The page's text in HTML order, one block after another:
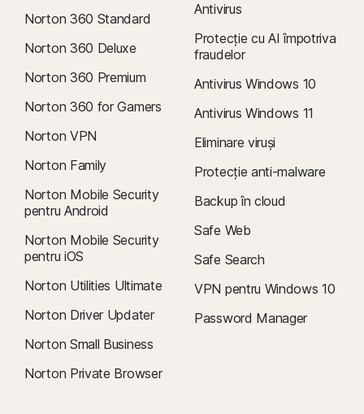
Norton 360 Standard
Norton 360 Deluxe
Norton 360 Premium
Norton 360 for Gamers
Norton VPN
Norton Family
Norton Mobile Security
pentru Android
Norton Mobile Security
pentru iOS
Norton Utilities Ultimate
Norton Driver Updater
Norton Small Business
Norton Private Browser
Antivirus
Protecție cu AI împotriva
fraudelor
Antivirus Windows 10
Antivirus Windows 11
Eliminare viruși
Protecție anti-malware
Backup în cloud
Safe Web
Safe Search
VPN pentru Windows 10
Password Manager